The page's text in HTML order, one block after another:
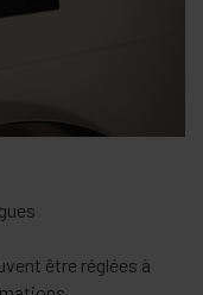
être réglées à